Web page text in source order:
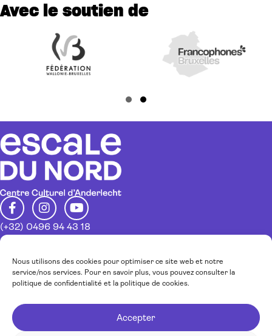
Nous utilisons des cookies pour optimiser ce site web et notre
service/nos services. Pour en savoir plus, vous pouvez consulter la
politique de confidentialité et la politique de cookies.
Accepter
Avec le soutien de
(+32) 0496 94 43 18
info@escaledunord.net
Restez au courant de nos activités
Inscrivez-vous à notre newsletter